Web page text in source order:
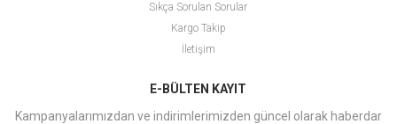
Sıkça Sorulan Sorular
Kargo Takip
İletişim
E-BÜLTEN KAYIT
Kampanyalarımızdan ve indirimlerimizden güncel olarak haberdar